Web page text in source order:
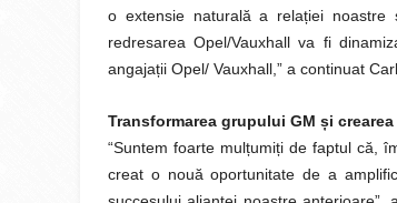
o extensie naturală a relației noastre
redresarea Opel/Vauxhall va fi
angajații Opel/ Vauxhall,” a continuat
Transformarea grupului GM și
“Suntem foarte mulțumiți de faptul că,
creat o nouă oportunitate de a